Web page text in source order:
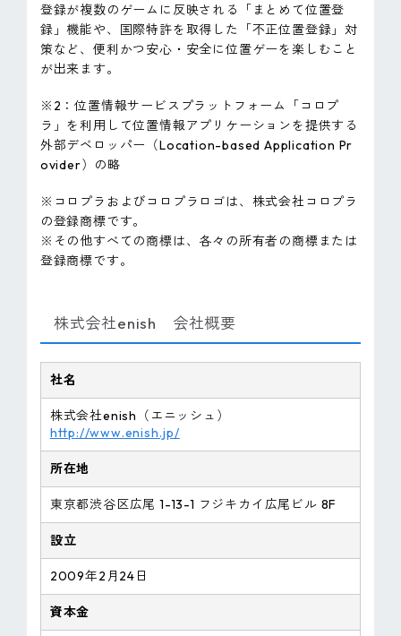
登録が複数のゲームに反映される「まとめて位置登
録」機能や、国際特許を取得した「不正位置登録」対
策など、便利かつ安心・安全に位置ゲーを楽しむこと
が出来ます。
※2：位置情報サービスプラットフォーム「コロプ
ラ」を利用して位置情報アプリケーションを提供する
外部デベロッパー（Location-based Application Pr
ovider）の略
※コロプラおよびコロプラロゴは、株式会社コロプラ
の登録商標です。
※その他すべての商標は、各々の所有者の商標または
登録商標です。
株式会社enish 会社概要
社名
株式会社enish（エニッシュ）
http://www.enish.jp/
所在地
東京都渋谷区広尾 1-13-1 フジキカイ広尾ビル 8F
設立
2009年2月24日
資本金